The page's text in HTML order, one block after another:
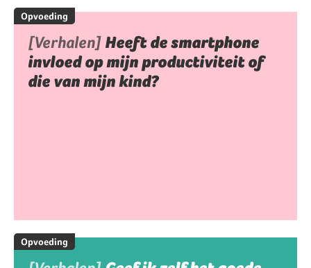
Opvoeding
[Verhalen] Heeft de smartphone
invloed op mijn productiviteit of
die van mijn kind?
Opvoeding